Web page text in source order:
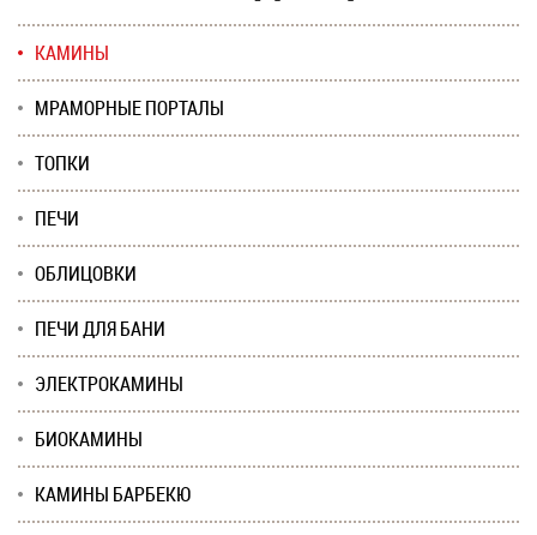
КАМИНЫ
МРАМОРНЫЕ ПОРТАЛЫ
ТОПКИ
ПЕЧИ
ОБЛИЦОВКИ
ПЕЧИ ДЛЯ БАНИ
ЭЛЕКТРОКАМИНЫ
БИОКАМИНЫ
КАМИНЫ БАРБЕКЮ